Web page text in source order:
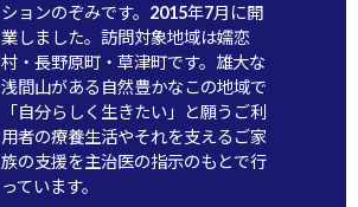
ションのぞみです。2015年7月に開
業しました。訪問対象地域は嬬恋
村・長野原町・草津町です。雄大な
浅間山がある自然豊かなこの地域で
「自分らしく生きたい」と願うご利
用者の療養生活やそれを支えるご家
族の支援を主治医の指示のもとで行
っています。